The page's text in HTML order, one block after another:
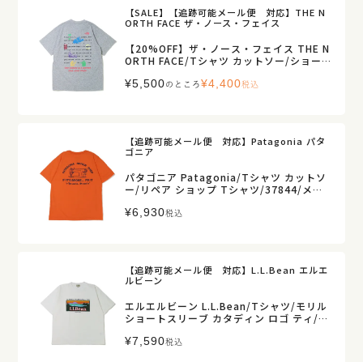
【SALE】【追跡可能メール便 対応】THE N
ORTH FACE ザ・ノース・フェイス
【20%OFF】ザ・ノース・フェイス THE N
ORTH FACE/Tシャツ カットソー/ショート
32643/レディース メンズ【正規取扱】
¥5,500 のところ¥4,400税込
【追跡可能メール便 対応】Patagonia パタ
ゴニア
パタゴニア Patagonia/Tシャツ カットソ
ー/リペア ショップ Tシャツ/37844/メン
¥6,930税込
【追跡可能メール便 対応】L.L.Bean エルエ
ルビーン
エルエルビーン L.L.Bean/Tシャツ/モリル
ショートスリーブ カタディン ロゴ ティ/62
¥7,590税込